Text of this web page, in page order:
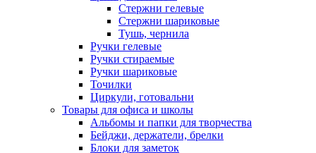
Стержни гелевые
Стержни шариковые
Тушь, чернила
Ручки гелевые
Ручки стираемые
Ручки шариковые
Точилки
Циркули, готовальни
Товары для офиса и школы
Альбомы и папки для творчества
Бейджи, держатели, брелки
Блоки для заметок